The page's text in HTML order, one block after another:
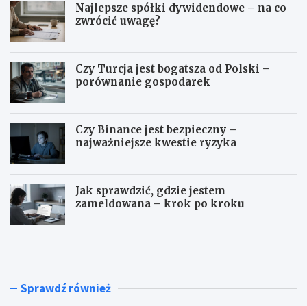
Najlepsze spółki dywidendowe – na co
zwrócić uwagę?
Czy Turcja jest bogatsza od Polski –
porównanie gospodarek
Czy Binance jest bezpieczny –
najważniejsze kwestie ryzyka
Jak sprawdzić, gdzie jestem
zameldowana – krok po kroku
N
p
C
r Sprawdź również